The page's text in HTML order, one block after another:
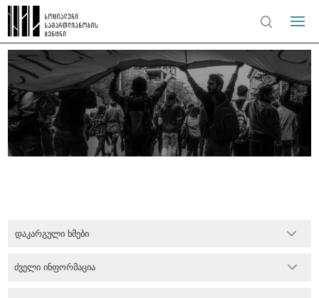
დაკარგული ხმები
ძველი ინფორმაცია